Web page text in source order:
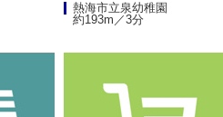
熱海市立泉幼稚園
約193m／3分